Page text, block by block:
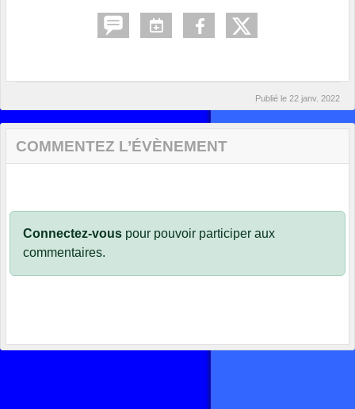
Publié le 22 janv. 2022
COMMENTEZ L’ÉVÈNEMENT
Connectez-vous pour pouvoir participer aux
commentaires.